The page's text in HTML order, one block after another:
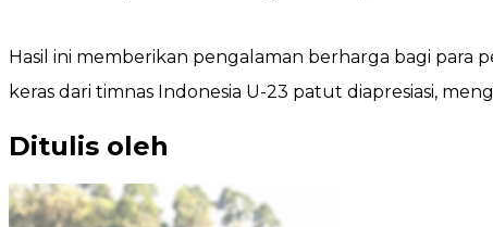
Hasil ini memberikan pengalaman berharga bagi para
keras dari timnas Indonesia U-23 patut diapresiasi,
Ditulis oleh